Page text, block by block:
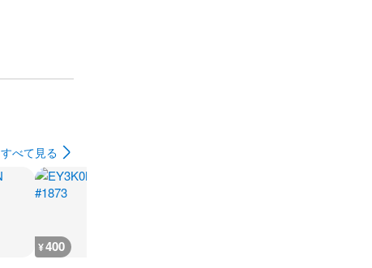
すべて見る
¥400